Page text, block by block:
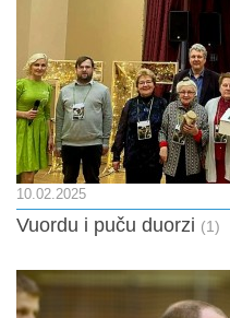
10.02.2025
Vuordu i puču duorzi (1)